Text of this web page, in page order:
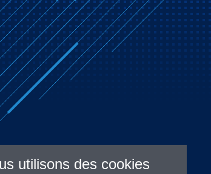
utilisons des cookies